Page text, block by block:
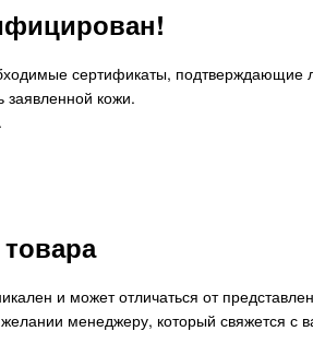
сертификаты, подтверждающие
кожи.
.
и может отличаться от
менеджеру, который свяжется с